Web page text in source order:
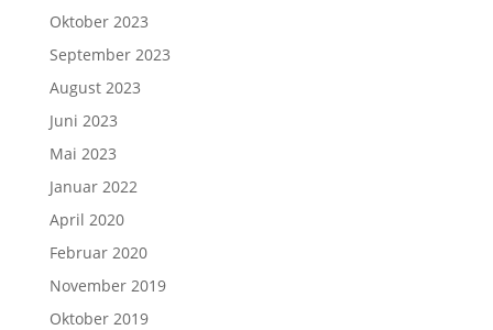
Oktober 2023
September 2023
August 2023
Juni 2023
Mai 2023
Januar 2022
April 2020
Februar 2020
November 2019
Oktober 2019